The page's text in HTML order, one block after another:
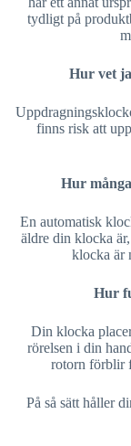
tydligt på
Hur vet
finns risk att
Hur
En automatisk
äldre din klocka
klocka är
Hur
Din klocka
rörelsen i din
rotorn förblir
På så sätt håller